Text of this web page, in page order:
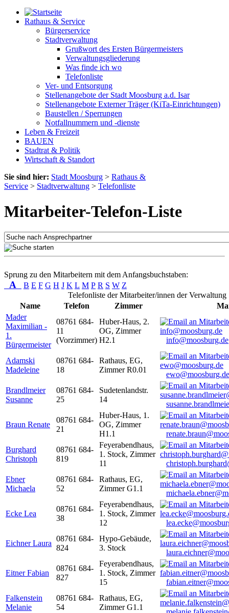
Rathaus & Service
Bürgerservice
Stadtverwaltung
Grußwort des Ersten Bürgermeisters
Verwaltungsgliederung
Was finde ich wo
Telefonliste
Ver- und Entsorgung
Stellenangebote der Stadt Moosburg a.d. Isar
Stellenangebote Externer Träger (KiTa-Einrichtungen)
Baustellen / Sperrungen
Notfallnummern und -dienste
Leben & Freizeit
BAUEN
Stadtrat & Politik
Wirtschaft & Standort
Sie sind hier: Stadt Moosburg > Rathaus &
Service > Stadtverwaltung > Telefonliste
Mitarbeiter-Telefon-Liste
Sprung zu den Mitarbeitern mit dem Anfangsbuchstaben:
A B E F G H J K L M P R S W Z
Telefonliste der Mitarbeiter/innen der Verwaltung
Name
Telefon Zimmer
Mader
Maximilian -
1.
Bürgermeister
08761 684-
11
(Vorzimmer)
Huber-Haus, 2.
OG, Zimmer
H2.1
info@moosburg.de
Adamski
Madeleine
08761 684-
18
Rathaus, EG,
Zimmer R0.01
ewo@moosburg.de
Brandlmeier
Susanne
08761 684-
25
Sudetenlandstr.
14
Braun Renate
08761 684-
21
Huber-Haus, 1.
OG, Zimmer
H1.1
Burghard
Christoph
08761 684-
819
Feyerabendhaus,
1. Stock, Zimmer
11
Ebner
Michaela
08761 684-
52
Rathaus, EG,
Zimmer G1.1
Ecke Lea
08761 684-
38
Feyerabendhaus,
1. Stock, Zimmer
12
Eichner Laura
08761 684-
824
Hypo-Gebäude,
3. Stock
Eitner Fabian
08761 684-
827
Feyerabendhaus,
1. Stock, Zimmer
15
Falkenstein
Melanie
08761 684-
54
Rathaus, EG,
Zimmer G1.1